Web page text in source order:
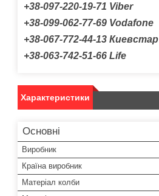
+38-097-220-19-71 Viber
+38-099-062-77-69 Vodafone
+38-067-772-44-13 Киевстар
+38-063-742-51-66 Life
Характеристики
Основні
Виробник
Країна виробник
Матеріал колби